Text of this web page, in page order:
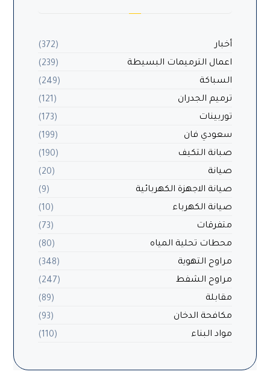
أخبار
(372)
اعمال الترميمات البسيطة
(239)
السباكة
(249)
ترميم الجدران
(121)
توربينات
(173)
سعودي فان
(199)
صبانة التكيف
(190)
صيانة
(20)
صيانة الاجهزة الكهربائية
(9)
صيانة الكهرباء
(10)
متفرقات
(73)
محطات تحلية المياه
(80)
مراوح التهوية
(348)
مراوح الشفط
(247)
مقابلة
(89)
مكافحة الدخان
(93)
مواد البناء
(110)